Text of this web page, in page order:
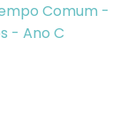
Comum -
- Ano C